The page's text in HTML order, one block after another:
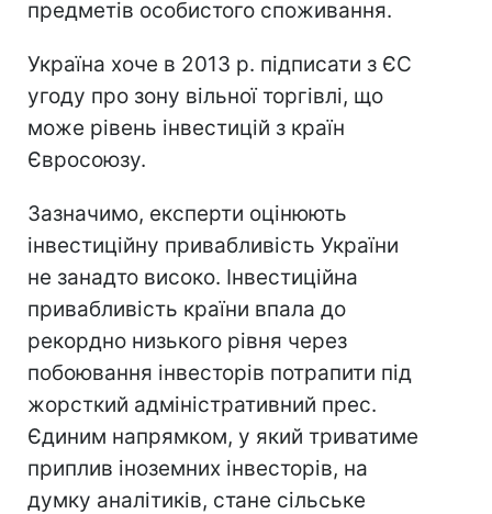
предметів особистого споживання.
Україна хоче в 2013 р. підписати з ЄС
угоду про зону вільної торгівлі, що
може рівень інвестицій з країн
Євросоюзу.
Зазначимо, експерти оцінюють
інвестиційну привабливість України
не занадто високо. Інвестиційна
привабливість країни впала до
рекордно низького рівня через
побоювання інвесторів потрапити під
жорсткий адміністративний прес.
Єдиним напрямком, у який триватиме
приплив іноземних інвесторів, на
думку аналітиків, стане сільське